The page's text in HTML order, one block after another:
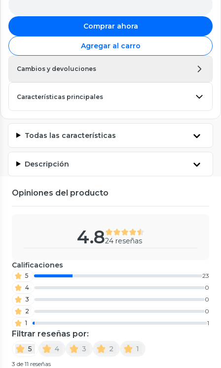
Comprar ahora
Agregar al carro
Cambios y devoluciones
Características principales
Todas las características
Descripción
Opiniones del producto
4.824 reseñas
Calificaciones
5
23
4
0
3
0
2
0
1
1
Filtrar reseñas por:
5 4 3 2 1
3 de 11 reseñas